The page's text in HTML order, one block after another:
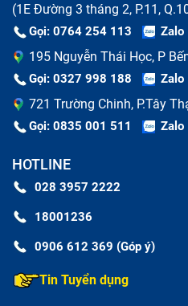
Dấu hiệu Chữa Ipad
Nguyên nhân phổ
Nhanh Chóng hư
(1E Đường 3 tháng 2, P.11,
Gọi: 0764 254 113 Zalo
195 Nguyễn Thái Học, P
Gọi: 0327 998 188 Zalo
721 Trường Chinh, P.Tây
Gọi: 0835 001 511 Zalo
HOTLINE
028 3957 2222
18001236
0906 612 369 (Góp ý)
Tin Tuyển dụng